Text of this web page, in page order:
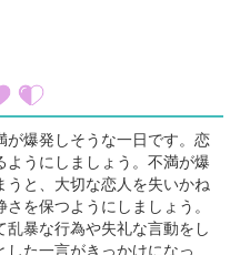
爆発しそうな一日です。恋
ようにしましょう。不満が爆
と、大切な恋人を失いかね
を保つようにしましょう。
暴な行為や失礼な言動をし
た一言がきっかけになっ